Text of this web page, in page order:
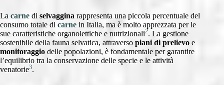
La carne di selvaggina rappresenta una piccola percentuale del
consumo totale di carne in Italia, ma è molto apprezzata per le
sue caratteristiche organolettiche e nutrizionali2. La gestione
sostenibile della fauna selvatica, attraverso piani di prelievo e
monitoraggio delle popolazioni, è fondamentale per garantire
l’equilibrio tra la conservazione delle specie e le attività
venatorie3.